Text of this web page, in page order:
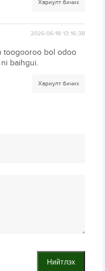
Хариулт бичих
2026-06-18 13:16:38
toogooroo bol odoo
baihgui.
Хариулт бичих
Нийтлэх